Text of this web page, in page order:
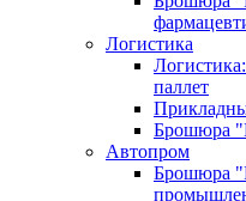
Логистика
паллет
Брошюра
Автопром
Брошюра